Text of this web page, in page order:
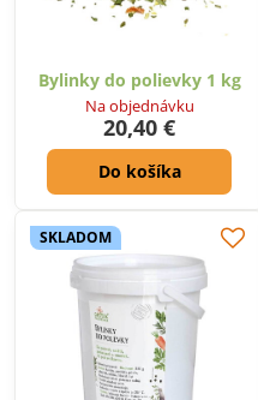
Bylinky do polievky 1 kg
Na objednávku
20,40 €
Do košíka
SKLADOM